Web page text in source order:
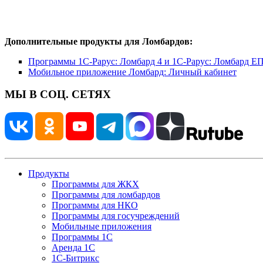
Дополнительные продукты для Ломбардов:
Программы 1С-Рарус: Ломбард 4 и 1С-Рарус: Ломбард
Мобильное приложение Ломбард: Личный кабинет
МЫ В СОЦ. СЕТЯХ
Продукты
Программы для ЖКХ
Программы для ломбардов
Программы для НКО
Программы для госучреждений
Мобильные приложения
Программы 1С
Аренда 1С
1С-Битрикс